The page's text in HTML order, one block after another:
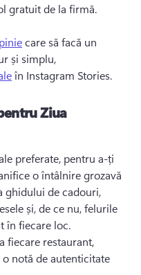
care să facă un
și simplu,
în Instagram Stories.
Ziua
preferate, pentru a-ți
o întâlnire grozavă
ghidului de cadouri,
și, de ce nu, felurile
fiecare restaurant,
notă de autenticitate